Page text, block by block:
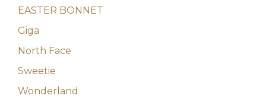
EASTER BONNET
Giga
North Face
Sweetie
Wonderland